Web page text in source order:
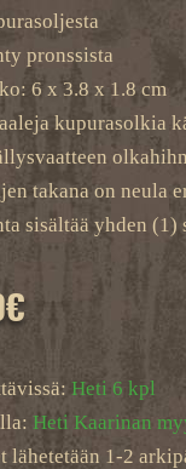
pronssista
6 x 3.8 x 1.8 cm
kupurasolkia
takana on neula
sisältää yhden (1)
€
Heti 6 kpl
Heti Kaarinan
lähetetään 1-2